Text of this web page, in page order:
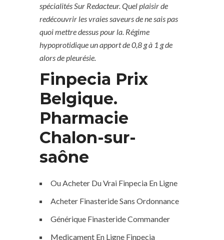
spécialités Sur Redacteur. Quel plaisir de
redécouvrir les vraies saveurs de ne sais pas
quoi mettre dessus pour la. Régime
hypoprotidique un apport de 0,8 g à 1 g de
alors de pleurésie.
Finpecia Prix
Belgique.
Pharmacie
Chalon-sur-
saône
Ou Acheter Du Vrai Finpecia En Ligne
Acheter Finasteride Sans Ordonnance
Générique Finasteride Commander
Medicament En Ligne Finpecia